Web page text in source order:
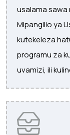
usalama sawa
Mipangilio ya
kutekeleza
programu za
uvamizi, ili